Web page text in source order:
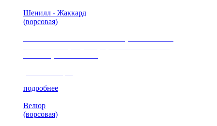
Шенилл - Жаккард
(ворсовая)
подробнее
Велюр
(ворсовая)